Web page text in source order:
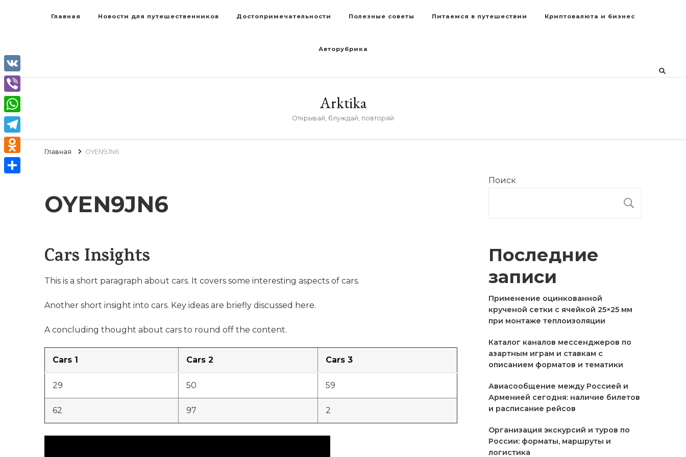
Главная Новости для путешественников Достопримечательности Полезные советы Питаемся в путешествии Криптовалюта и бизнес
Авторубрика
Arktika
Открывай, блуждай, повторяй
Главная OYEN9JN6
OYEN9JN6
Cars Insights
This is a short paragraph about cars. It covers some interesting aspects of cars.
Another short insight into cars. Key ideas are briefly discussed here.
A concluding thought about cars to round off the content.
Cars 1 Cars 2 Cars 3
29 50 59
62 97 2
Поиск
Последние
записи
Применение оцинкованной
крученой сетки с ячейкой 25×25 мм
при монтаже теплоизоляции
Каталог каналов мессенджеров по
азартным играм и ставкам с
описанием форматов и тематики
Авиасообщение между Россией и
Арменией сегодня: наличие билетов
и расписание рейсов
Организация экскурсий и туров по
России: форматы, маршруты и
логистика
VK
Viber
WhatsApp
Telegram
Odnoklassniki